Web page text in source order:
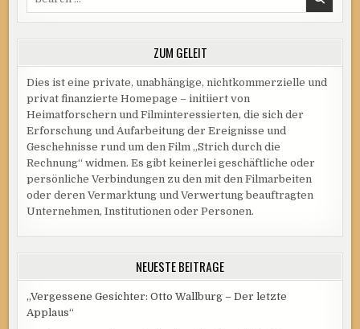
ZUM GELEIT
Dies ist eine private, unabhängige, nichtkommerzielle und
privat finanzierte Homepage – initiiert von
Heimatforschern und Filminteressierten, die sich der
Erforschung und Aufarbeitung der Ereignisse und
Geschehnisse rund um den Film „Strich durch die
Rechnung“ widmen. Es gibt keinerlei geschäftliche oder
persönliche Verbindungen zu den mit den Filmarbeiten
oder deren Vermarktung und Verwertung beauftragten
Unternehmen, Institutionen oder Personen.
NEUESTE BEITRÄGE
„Vergessene Gesichter: Otto Wallburg – Der letzte
Applaus“